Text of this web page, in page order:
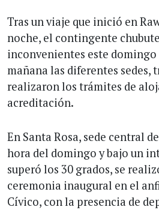
Tras un viaje que inició en
noche, el contingente
inconvenientes este domingo
mañana las diferentes sedes,
realizaron los trámites de
acreditación.
En Santa Rosa, sede central
hora del domingo y bajo un
superó los 30 grados, se
ceremonia inaugural en el
Cívico, con la presencia de